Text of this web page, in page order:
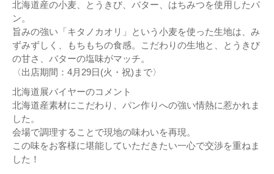
北海道産の小麦、とうきび、バター、はちみつを使用したパ
ン。
旨みの強い「キタノカオリ」という小麦を使った生地は、み
ずみずしく、もちもちの食感。こだわりの生地と、とうきび
の甘さ、バターの塩味がマッチ。
〈出店期間：4月29日(火・祝)まで〉
北海道展バイヤーのコメント
北海道産素材にこだわり、パン作りへの強い情熱に惹かれま
した。
会場で調理することで現地の味わいを再現。
この味をお客様に堪能していただきたい一心で交渉を重ねま
した！